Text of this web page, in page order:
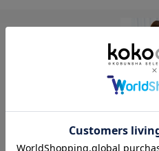
kokode
SUGAR
13,200
SOLD